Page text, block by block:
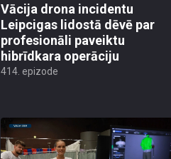
Vācija drona incidentu
Leipcigas lidostā dēvē par
profesionāli paveiktu
hibrīdkara operāciju
414. epizode